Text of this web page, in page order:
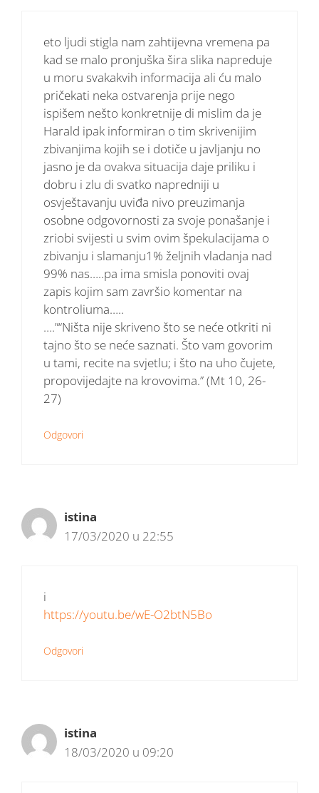
eto ljudi stigla nam zahtijevna vremena pa
kad se malo pronjuška šira slika napreduje
u moru svakakvih informacija ali ću malo
pričekati neka ostvarenja prije nego
ispišem nešto konkretnije di mislim da je
Harald ipak informiran o tim skrivenijim
zbivanjima kojih se i dotiče u javljanju no
jasno je da ovakva situacija daje priliku i
dobru i zlu di svatko napredniji u
osvještavanju uviđa nivo preuzimanja
osobne odgovornosti za svoje ponašanje i
zriobi svijesti u svim ovim špekulacijama o
zbivanju i slamanju1% željnih vladanja nad
99% nas…..pa ima smisla ponoviti ovaj
zapis kojim sam završio komentar na
kontroliuma…..
….”“Ništa nije skriveno što se neće otkriti ni
tajno što se neće saznati. Što vam govorim
u tami, recite na svjetlu; i što na uho čujete,
propovijedajte na krovovima.” (Mt 10, 26-
27)
Odgovori
istina
17/03/2020 u 22:55
i
https://youtu.be/wE-O2btN5Bo
Odgovori
istina
18/03/2020 u 09:20